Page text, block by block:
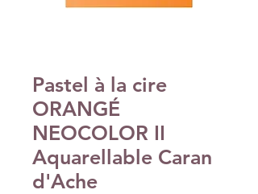
Pastel à la cire
ORANGÉ
NEOCOLOR II
Aquarellable Caran
d'Ache